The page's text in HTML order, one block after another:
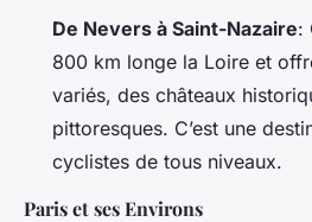
De Nevers à Saint-Nazaire:
800 km longe la Loire et
variés, des châteaux
pittoresques. C’est une
cyclistes de tous niveaux.
Paris et ses Environs